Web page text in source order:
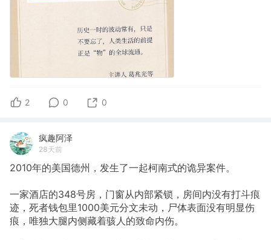
2 0 0
疯趣阿泽
28天前
2010年的美国德州，发生了一起柯南式的诡异案件。
一家酒店的348号房，门窗从内部紧锁，房间内没有打斗痕
迹，死者钱包里1000美元分文未动，尸体表面没有明显伤
痕，唯独大腿内侧藏着骇人的致命内伤。